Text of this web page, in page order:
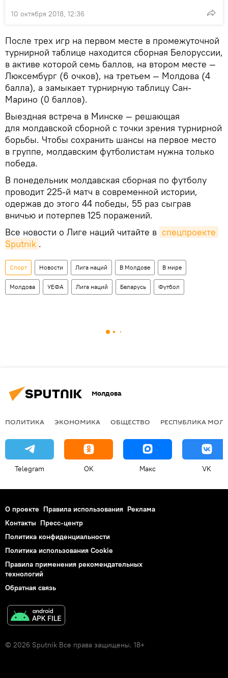
10 октября 2018, 12:36
После трех игр на первом месте в промежуточной
турнирной таблице находится сборная Белоруссии,
в активе которой семь баллов, на втором месте —
Люксембург (6 очков), на третьем — Молдова (4
балла), а замыкает турнирную таблицу Сан-
Марино (0 баллов).
Выездная встреча в Минске — решающая
для молдавской сборной с точки зрения турнирной
борьбы. Чтобы сохранить шансы на первое место
в группе, молдавским футболистам нужна только
победа.
В понедельник молдавская сборная по футболу
проводит 225-й матч в современной истории,
одержав до этого 44 победы, 55 раз сыграв
вничью и потерпев 125 поражений.
Все новости о Лиге наций читайте в спецпроекте
Sputnik .
Спорт Новости Лига наций В Молдове В мире
Молдова УЕФА Лига наций Беларусь Футбол
Молдова
ПОЛИТИКА ЭКОНОМИКА ОБЩЕСТВО РЕСПУБЛИКА
Telegram OK Макс VK
О проекте Правила использования Реклама
Контакты Пресс-центр
Политика конфиденциальности
Политика использования Cookie
Правила применения рекомендательных
технологий
Обратная связь
© 2026 Sputnik Все права защищены. 18+